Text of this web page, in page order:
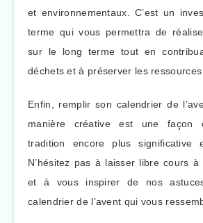
et environnementaux. C’est un
terme qui vous permettra de
sur le long terme tout en
déchets et à préserver les ressources
Enfin, remplir son calendrier de
manière créative est une façon
tradition encore plus significative
N’hésitez pas à laisser libre cours à
et à vous inspirer de nos
calendrier de l’avent qui vous